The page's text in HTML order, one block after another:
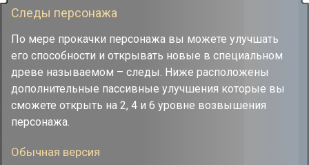
После начала боя с противником в состоянии Упоение
каждого противника 2 описанных в её таланте статуса из
следующих: Выветривание, Кровотечение, Горение и Шок.
Одновременно может существовать только одно
пространство, созданное союзниками.
Следы персонажа
По мере прокачки персонажа вы можете улучшать
его способности и открывать новые в специальном
древе называемом – следы. Ниже расположены
дополнительные пассивные улучшения которые вы
сможете открыть на 2, 4 и 6 уровне возвышения
персонажа.
Обычная версия